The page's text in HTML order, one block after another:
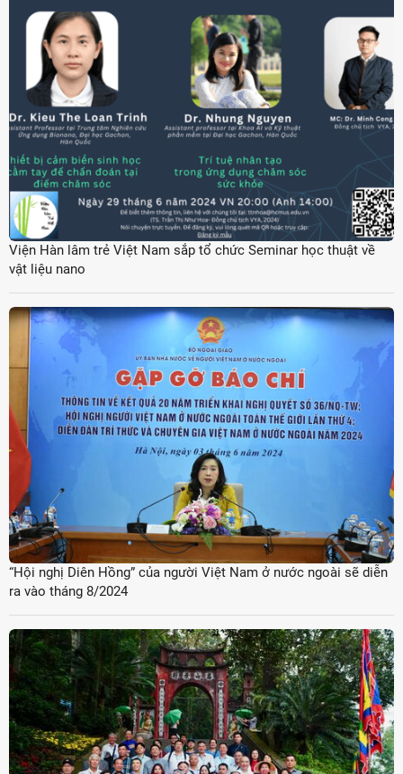
Viện Hàn lâm trẻ Việt Nam sắp tổ chức Seminar học thuật về
vật liệu nano
“Hội nghị Diên Hồng” của người Việt Nam ở nước ngoài sẽ diễn
ra vào tháng 8/2024